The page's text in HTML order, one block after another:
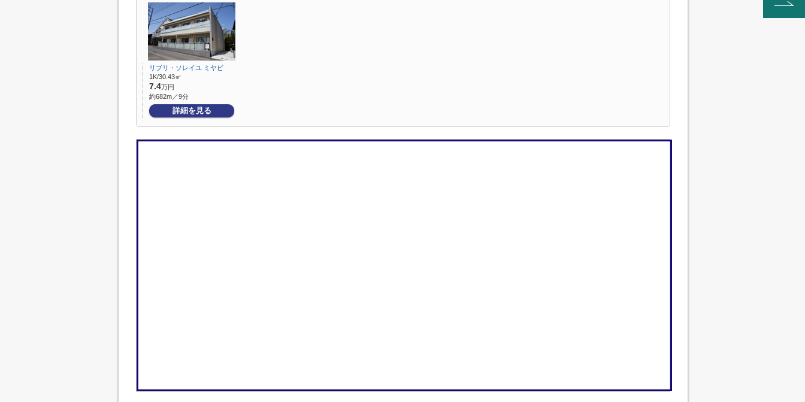
リブリ・ソレイユ ミヤビ
1K/30.43㎡
7.4万円
約682m／9分
詳細を見る